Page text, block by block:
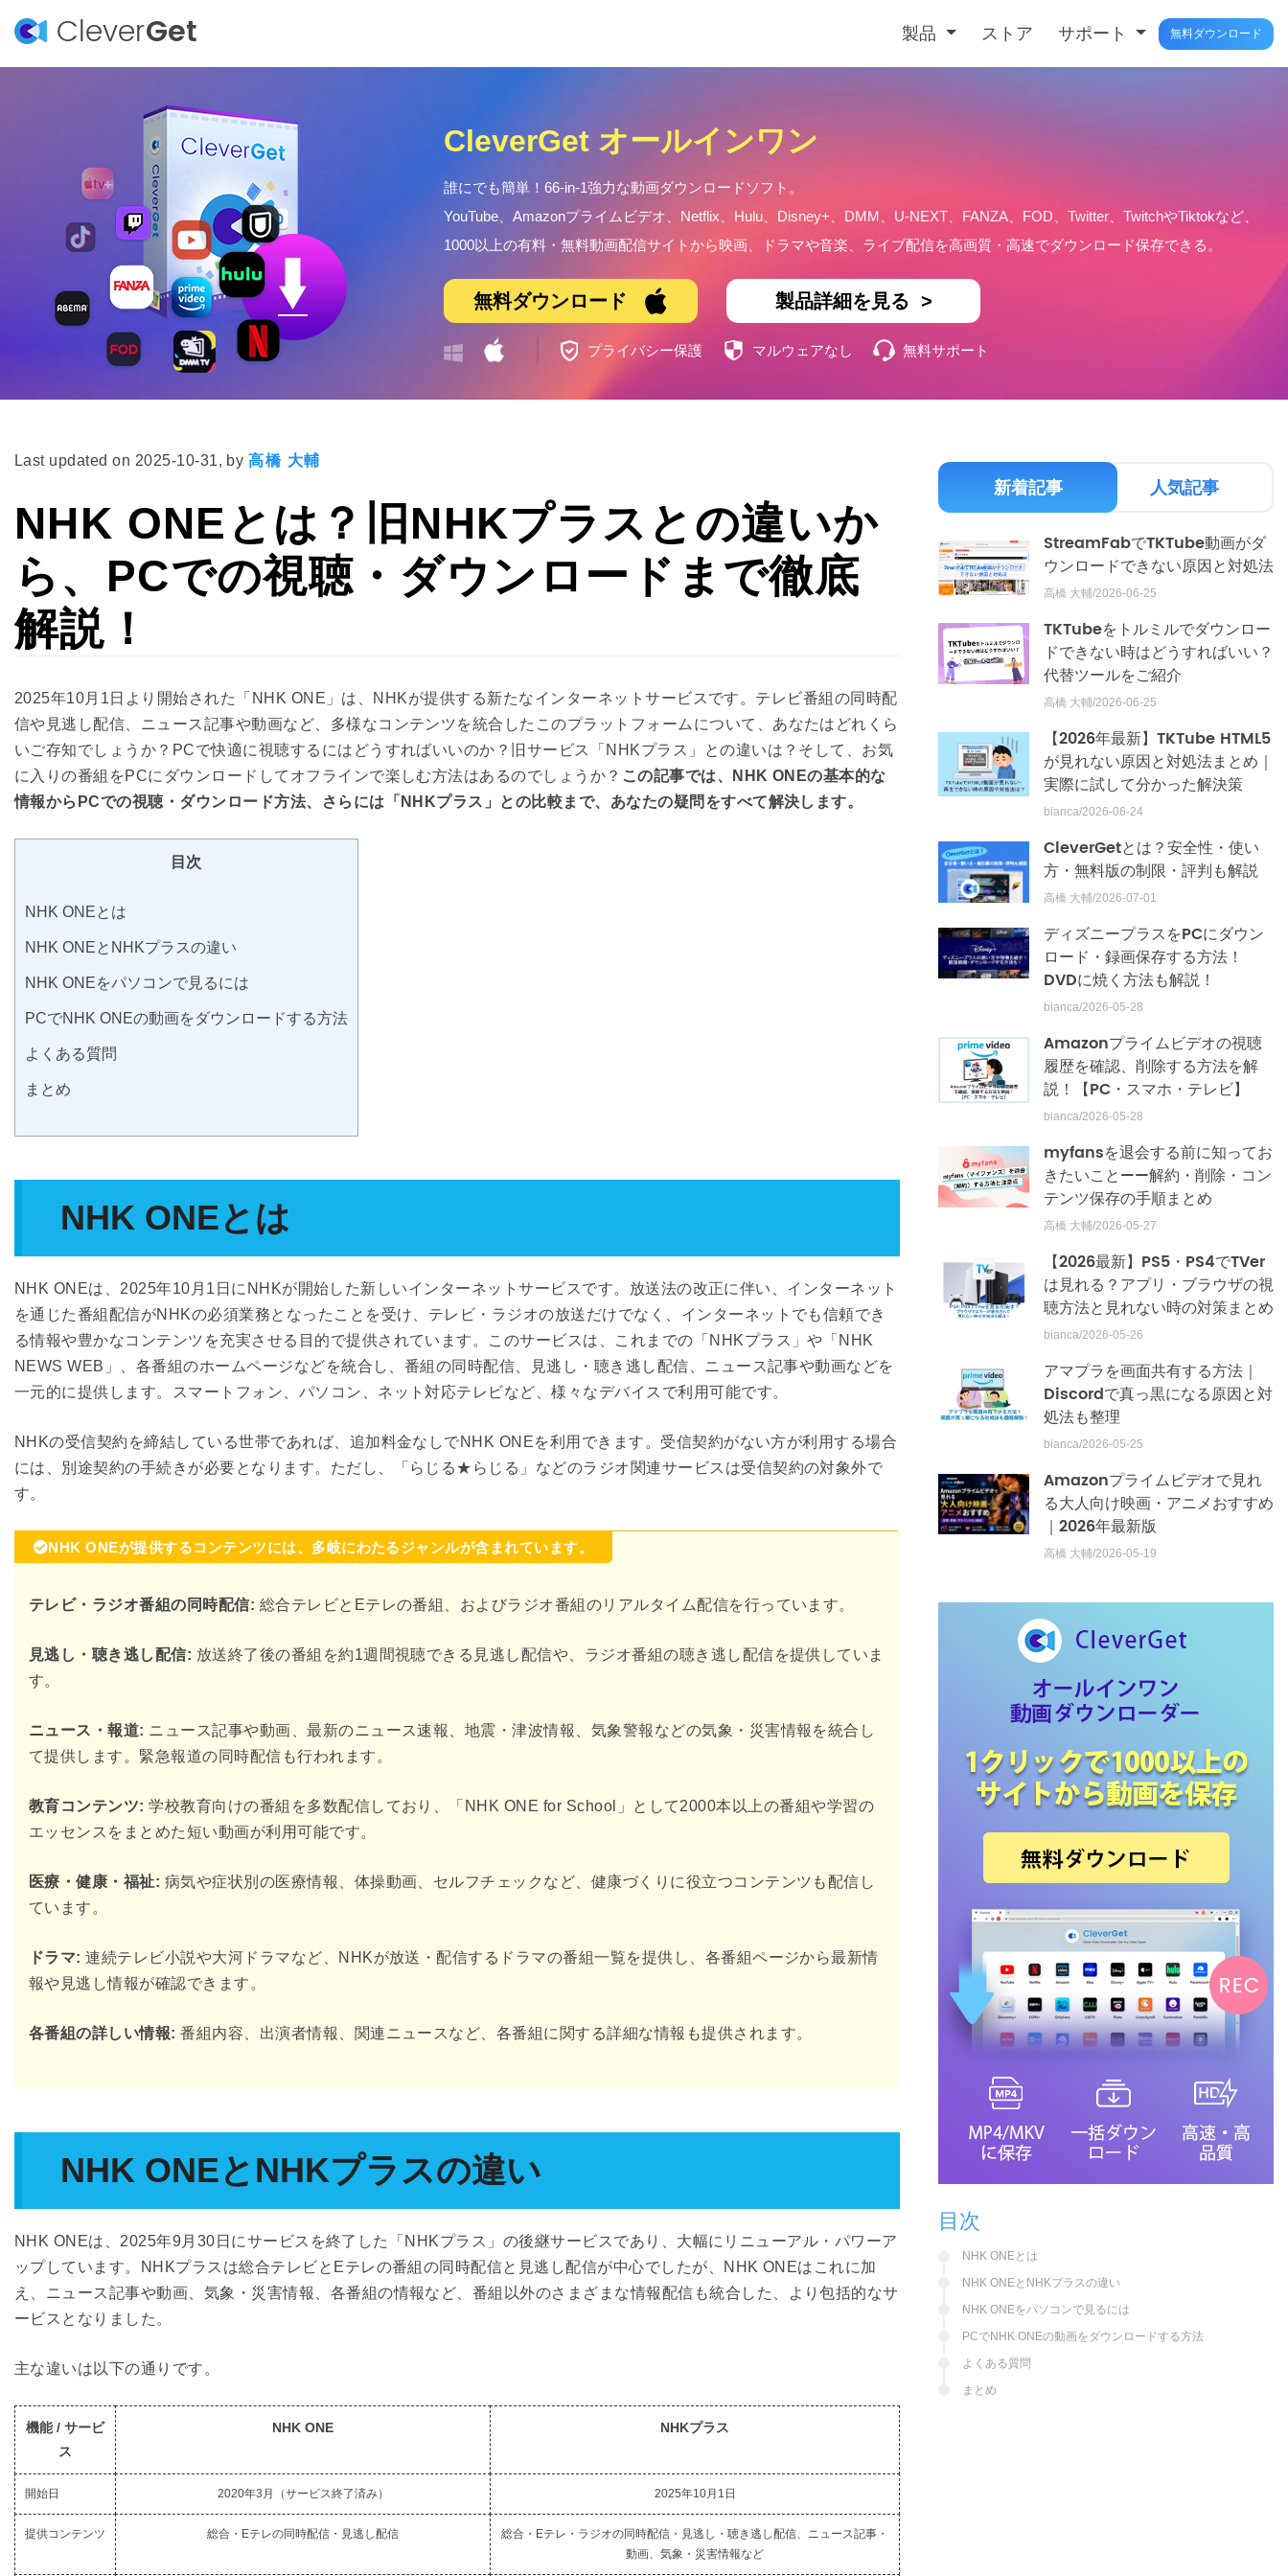
CleverGet 製品 ストア サポート 無料ダウンロード
CleverGet オールインワン
誰にでも簡単！66-in-1強力な動画ダウンロードソフト。
YouTube、Amazonプライムビデオ、Netflix、Hulu、Disney+、DMM、U-NEXT、FANZA、FOD、Twitter、TwitchやTiktokなど、
1000以上の有料・無料動画配信サイトから映画、ドラマや音楽、ライブ配信を高画質・高速でダウンロード保存できる。
無料ダウンロード 製品詳細を見る >
プライバシー保護 マルウェアなし 無料サポート
Last updated on 2025-10-31, by 高橋 大輔
NHK ONEとは？旧NHKプラスとの違いか
ら、PCでの視聴・ダウンロードまで徹底
解説！
2025年10月1日より開始された「NHK ONE」は、NHKが提供する新たなインターネットサービスです。テレビ番組の同時配
信や見逃し配信、ニュース記事や動画など、多様なコンテンツを統合したこのプラットフォームについて、あなたはどれくら
いご存知でしょうか？PCで快適に視聴するにはどうすればいいのか？旧サービス「NHKプラス」との違いは？そして、お気
に入りの番組をPCにダウンロードしてオフラインで楽しむ方法はあるのでしょうか？ この記事では、NHK ONEの基本的な
情報からPCでの視聴・ダウンロード方法、さらには「NHKプラス」との比較まで、あなたの疑問をすべて解決します。
目次
NHK ONEとは
NHK ONEとNHKプラスの違い
NHK ONEをパソコンで見るには
PCでNHK ONEの動画をダウンロードする方法
よくある質問
まとめ
NHK ONEとは
NHK ONEは、2025年10月1日にNHKが開始した新しいインターネットサービスです。放送法の改正に伴い、インターネット
を通じた番組配信がNHKの必須業務となったことを受け、テレビ・ラジオの放送だけでなく、インターネットでも信頼でき
る情報や豊かなコンテンツを充実させる目的で提供されています。このサービスは、これまでの「NHKプラス」や「NHK
NEWS WEB」、各番組のホームページなどを統合し、番組の同時配信、見逃し・聴き逃し配信、ニュース記事や動画などを
一元的に提供します。スマートフォン、パソコン、ネット対応テレビなど、様々なデバイスで利用可能です。
NHKの受信契約を締結している世帯であれば、追加料金なしでNHK ONEを利用できます。受信契約がない方が利用する場合
には、別途契約の手続きが必要となります。ただし、「らじる★らじる」などのラジオ関連サービスは受信契約の対象外で
す。
NHK ONEが提供するコンテンツには、多岐にわたるジャンルが含まれています。
テレビ・ラジオ番組の同時配信: 総合テレビとEテレの番組、およびラジオ番組のリアルタイム配信を行っています。
見逃し・聴き逃し配信: 放送終了後の番組を約1週間視聴できる見逃し配信や、ラジオ番組の聴き逃し配信を提供していま
す。
ニュース・報道: ニュース記事や動画、最新のニュース速報、地震・津波情報、気象警報などの気象・災害情報を統合し
て提供します。緊急報道の同時配信も行われます。
教育コンテンツ:学校教育向けの番組を多数配信しており、「NHK ONE for School」として2000本以上の番組や学習の
エッセンスをまとめた短い動画が利用可能です。
医療・健康・福祉: 病気や症状別の医療情報、体操動画、セルフチェックなど、健康づくりに役立つコンテンツも配信し
ています。
ドラマ:連続テレビ小説や大河ドラマなど、NHKが放送・配信するドラマの番組一覧を提供し、各番組ページから最新情
報や見逃し情報が確認できます。
各番組の詳しい情報:番組内容、出演者情報、関連ニュースなど、各番組に関する詳細な情報も提供されます。
NHK ONEとNHKプラスの違い
NHK ONEは、2025年9月30日にサービスを終了した「NHKプラス」の後継サービスであり、大幅にリニューアル・パワーア
ップしています。NHKプラスは総合テレビとEテレの番組の同時配信と見逃し配信が中心でしたが、NHK ONEはこれに加
え、ニュース記事や動画、気象・災害情報、各番組の情報など、番組以外のさまざまな情報配信も統合した、より包括的なサ
ービスとなりました。
主な違いは以下の通りです。
機能 / サービ
ス
NHK ONE NHKプラス
開始日 2020年3月（サービス終了済み） 2025年10月1日
提供コンテンツ 総合・Eテレの同時配信・見逃し配信
総合・Eテレ・ラジオの同時配信・見逃し・聴き逃し配信、ニュース記事・
動画、気象・災害情報など
新着記事 人気記事
StreamFabでTKTube動画がダ
ウンロードできない原因と対処法
高橋 大輔/2026-06-25
TKTubeをトルミルでダウンロー
ドできない時はどうすればいい？
代替ツールをご紹介
高橋 大輔/2026-06-25
【2026年最新】TKTube HTML5
が見れない原因と対処法まとめ｜
実際に試して分かった解決策
bianca/2026-06-24
CleverGetとは？安全性・使い
方・無料版の制限・評判も解説
高橋 大輔/2026-07-01
ディズニープラスをPCにダウン
ロード・録画保存する方法！
DVDに焼く方法も解説！
bianca/2026-05-28
Amazonプライムビデオの視聴
履歴を確認、削除する方法を解
説！【PC・スマホ・テレビ】
bianca/2026-05-28
myfansを退会する前に知ってお
きたいこと——解約・削除・コン
テンツ保存の手順まとめ
高橋 大輔/2026-05-27
【2026最新】PS5・PS4でTVer
は見れる？アプリ・ブラウザの視
聴方法と見れない時の対策まとめ
bianca/2026-05-26
アマプラを画面共有する方法｜
Discordで真っ黒になる原因と対
処法も整理
bianca/2026-05-25
Amazonプライムビデオで見れ
る大人向け映画・アニメおすすめ
｜2026年最新版
高橋 大輔/2026-05-19
目次
NHK ONEとは
NHK ONEとNHKプラスの違い
NHK ONEをパソコンで見るには
PCでNHK ONEの動画をダウンロードする方法
よくある質問
まとめ